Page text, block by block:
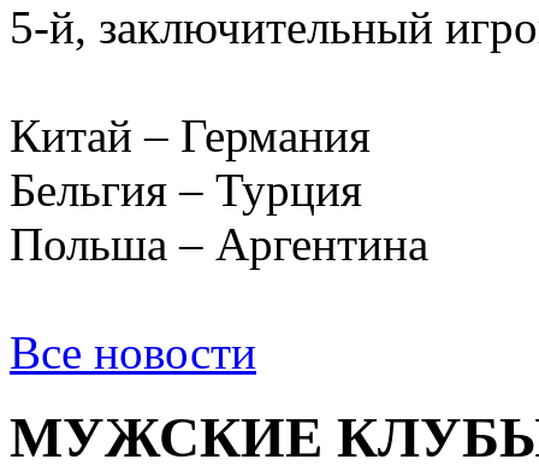
5-й, заключительный
Китай – Германия
Бельгия – Турция
Польша – Аргентина
Все новости
МУЖСКИЕ